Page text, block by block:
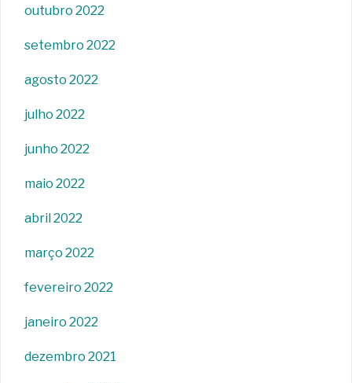
outubro 2022
setembro 2022
agosto 2022
julho 2022
junho 2022
maio 2022
abril 2022
março 2022
fevereiro 2022
janeiro 2022
dezembro 2021